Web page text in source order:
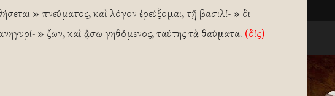
» πνεύματος, καὶ λόγον ἐρεύξομαι, τῇ βασιλί- » δι
» ζων, καὶ ᾄσω γηθόμενος, ταύτης τὰ θαύματα. (δίς)